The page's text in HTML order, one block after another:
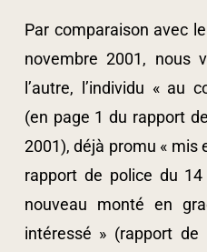
Par comparaison avec
novembre 2001, nous
l’autre, l’individu « au
(en page 1 du rapport
2001), déjà promu « mis
rapport de police du
nouveau monté en
intéressé » (rapport